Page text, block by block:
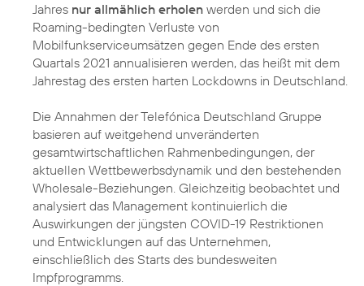
Jahres nur allmählich erholen werden und sich die
Roaming-bedingten Verluste von
Mobilfunkserviceumsätzen gegen Ende des ersten
Quartals 2021 annualisieren werden, das heißt mit dem
Jahrestag des ersten harten Lockdowns in Deutschland.
Die Annahmen der Telefónica Deutschland Gruppe
basieren auf weitgehend unveränderten
gesamtwirtschaftlichen Rahmenbedingungen, der
aktuellen Wettbewerbsdynamik und den bestehenden
Wholesale-Beziehungen. Gleichzeitig beobachtet und
analysiert das Management kontinuierlich die
Auswirkungen der jüngsten COVID-19 Restriktionen
und Entwicklungen auf das Unternehmen,
einschließlich des Starts des bundesweiten
Impfprogramms.